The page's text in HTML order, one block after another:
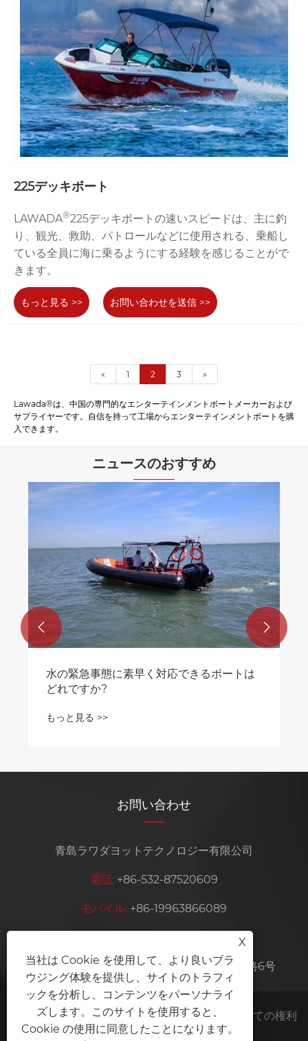
225デッキボート
LAWADA®225デッキボートの速いスピードは、主に釣
り、観光、救助、パトロールなどに使用される、乗船し
ている全員に海に乗るようにする経験を感じることがで
きます。
もっと見る >> お問い合わせを送信 >>
« 1 2 3 »
Lawada®は、中国の専門的なエンターテインメントボートメーカーおよび
サプライヤーです。自信を持って工場からエンターテインメントボートを購
入できます。
ニュースのおすすめ
水陸両用のモノハルヨットは、なぜ陸と海
を探索するための究極のツールなのです
か？
もっと見る >>
 
お問い合わせ
青島ラワダヨットテクノロジー有限公司
電話: +86-532-87520609
モバイル: +86-19963866089
admin@lawadayachts.com
住所: 中国山東省青島市莱西市江山鎮長生東路6号
著作権 © 2025 青島法達ヨット技術有限公司すべての権利
予約。
X
当社は Cookie を使用して、より良いブラ
ウジング体験を提供し、サイトのトラフィ
ックを分析し、コンテンツをパーソナライ
ズします。このサイトを使用すると、
Cookie の使用に同意したことになります。